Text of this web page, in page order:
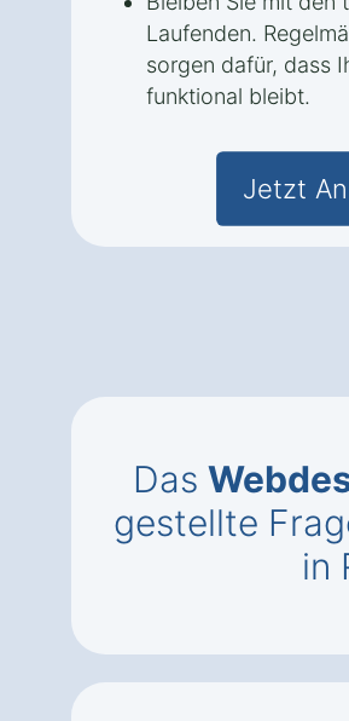
Laufenden.
sorgen dafür, dass
funktional bleibt.
Jetzt
Das
gestellte
in